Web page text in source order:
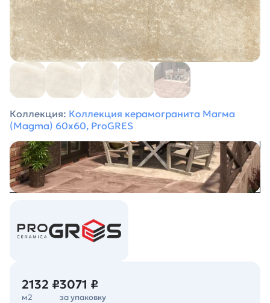
Коллекция: Коллекция керамогранита Магма
(Magma) 60х60, ProGRES
2132 ₽
м2
3071 ₽
за упаковку